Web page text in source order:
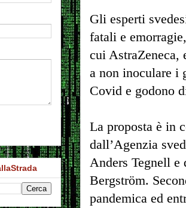
Gli esperti
fatali e
cui AstraZeneca,
a non inoculare i
Covid e godono
La proposta è in
dall’Agenzia
Anders Tegnell
Bergström.
pandemica ed